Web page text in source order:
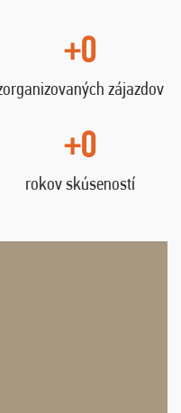
+0
zájazdov
+0
rokov skúseností